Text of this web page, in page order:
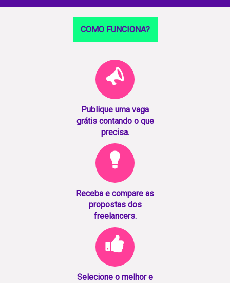
COMO FUNCIONA?
Publique uma vaga
grátis contando o que
precisa.
Receba e compare as
propostas dos
freelancers.
Selecione o melhor e